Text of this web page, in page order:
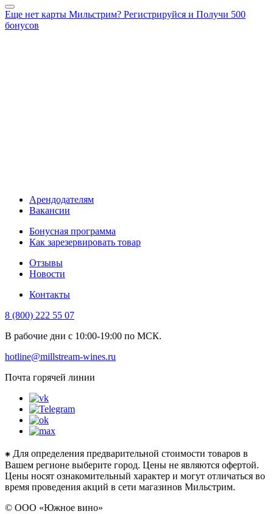
Еще нет карты Мильстрим? Регистрируйся и Получи 500
бонусов
Арендодателям
Вакансии
Бонусная программа
Как зарезервировать товар
Отзывы
Новости
Контакты
8 (800) 222 55 07
В рабочие дни с 10:00-19:00 по МСК.
hotline@millstream-wines.ru
Почта горячей линии
⁕ Для определения предварительной стоимости товаров в
Вашем регионе выберите город. Цены не являются офертой.
Цены носят ознакомительный характер и могут отличаться во
время проведения акций в сети магазинов Мильстрим.
© ООО «Южное вино»